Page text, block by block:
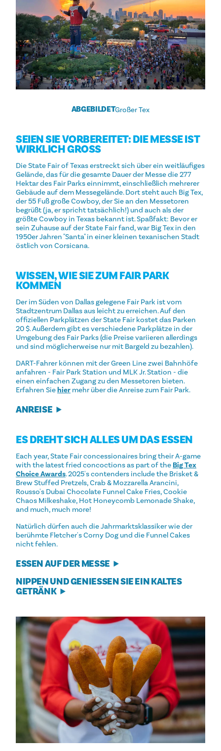
ABGEBILDETGroßer Tex
SEIEN SIE VORBEREITET: DIE MESSE IST
WIRKLICH GROSS
Die State Fair of Texas erstreckt sich über ein weitläufiges
Gelände, das für die gesamte Dauer der Messe die 277
Hektar des Fair Parks einnimmt, einschließlich mehrerer
Gebäude auf dem Messegelände. Dort steht auch Big Tex,
der 55 Fuß große Cowboy, der Sie an den Messetoren
begrüßt (ja, er spricht tatsächlich!) und auch als der
größte Cowboy in Texas bekannt ist. Spaßfakt: Bevor er
sein Zuhause auf der State Fair fand, war Big Tex in den
1950er Jahren "Santa" in einer kleinen texanischen Stadt
östlich von Corsicana.
WISSEN, WIE SIE ZUM FAIR PARK
KOMMEN
Der im Süden von Dallas gelegene Fair Park ist vom
Stadtzentrum Dallas aus leicht zu erreichen. Auf den
offiziellen Parkplätzen der State Fair kostet das Parken
20 $. Außerdem gibt es verschiedene Parkplätze in der
Umgebung des Fair Parks (die Preise variieren allerdings
und sind möglicherweise nur mit Bargeld zu bezahlen).
DART-Fahrer können mit der Green Line zwei Bahnhöfe
anfahren - Fair Park Station und MLK Jr. Station - die
einen einfachen Zugang zu den Messetoren bieten.
Erfahren Siehier mehr über die Anreise zum Fair Park.
ANREISE
ES DREHT SICH ALLES UM DAS ESSEN
Each year, State Fair concessionaires bring their A-game
with the latest fried concoctions as part of the Big Tex
Choice Awards. 2025's contenders include the Brisket &
Brew Stuffed Pretzels, Crab & Mozzarella Arancini,
Rousso's Dubai Chocolate Funnel Cake Fries, Cookie
Chaos Milkeshake, Hot Honeycomb Lemonade Shake,
and much, much more!
Natürlich dürfen auch die Jahrmarktsklassiker wie der
berühmte Fletcher's Corny Dog und die Funnel Cakes
nicht fehlen.
ESSEN AUF DER MESSE
NIPPEN UND GENIESSEN SIE EIN KALTES G
ETRÄNK